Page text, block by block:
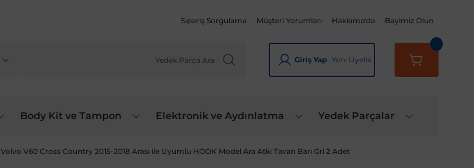
Sipariş Sorgulama Müşteri Yorumları Hakkımızda Bayimiz Olun
Giriş Yap Yeni Üyelik
Body Kit ve Tampon Elektronik ve Aydınlatma Yedek Parçalar
Volvo V60 Cross Country 2015-2018 Arası ile Uyumlu HOOK Model Ara Atkı Tavan Barı Gri 2 Adet